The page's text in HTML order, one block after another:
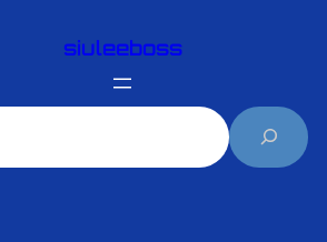
siuleeboss